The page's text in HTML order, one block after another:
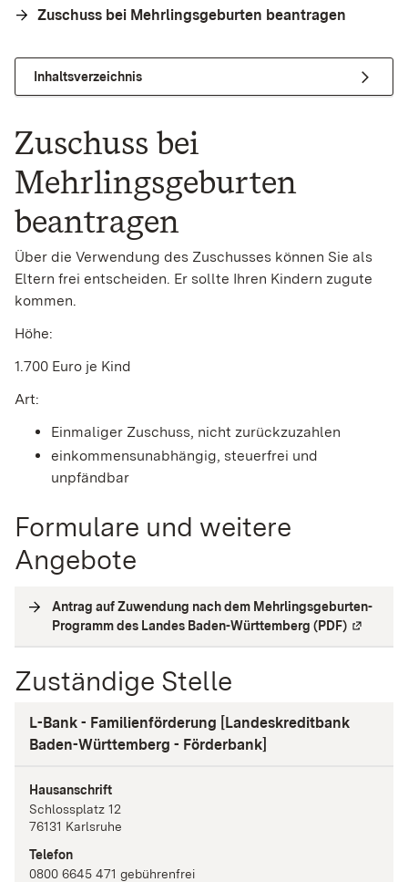
Zuschuss bei Mehrlingsgeburten beantragen
Inhaltsverzeichnis
Zuschuss bei
Mehrlingsgeburten
beantragen
Über die Verwendung des Zuschusses können Sie als
Eltern frei entscheiden. Er sollte Ihren Kindern zugute
kommen.
Höhe:
1.700 Euro je Kind
Art:
Einmaliger Zuschuss, nicht zurückzuzahlen
einkommensunabhängig, steuerfrei und
unpfändbar
Formulare und weitere
Angebote
Antrag auf Zuwendung nach dem Mehrlingsgeburten-
Programm des Landes Baden-Württemberg (PDF) Externe
Zuständige Stelle
L-Bank - Familienförderung [Landeskreditbank
Baden-Württemberg - Förderbank]
Hausanschrift
Schlossplatz 12
76131 Karlsruhe
Telefon
0800 6645 471 gebührenfrei